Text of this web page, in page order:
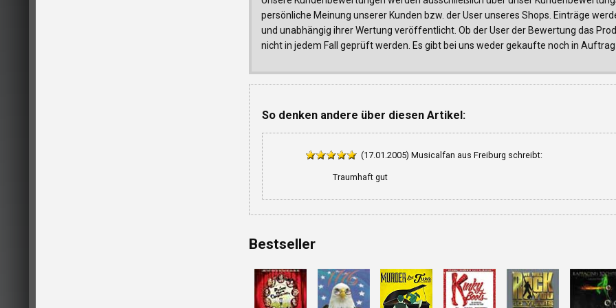
persönliche Meinung unserer Kunden bzw. der User unseres Shops. Einträge
und unabhängig ihrer Wertung veröffentlicht. Ob der User der Bewertung das
nicht in jedem Fall geprüft werden. Es gibt bei uns weder gekaufte noch in
So denken andere über diesen Artikel:
(17.01.2005) Musicalfan aus Freiburg schreibt:
Traumhaft gut
Bestseller